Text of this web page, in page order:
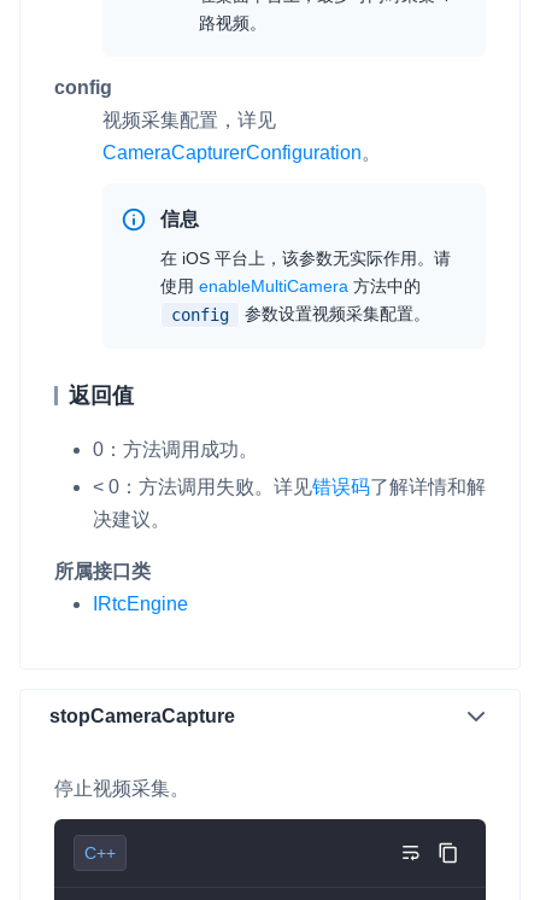
路视频。
config
视频采集配置，详见
CameraCapturerConfiguration。
信息
在 iOS 平台上，该参数无实际作用。请
使用 enableMultiCamera 方法中的
config
参数设置视频采集配置。
返回值
0：方法调用成功。
< 0：方法调用失败。详见错误码了解详情和解
决建议。
所属接口类
IRtcEngine
stopCameraCapture
停止视频采集。
C++